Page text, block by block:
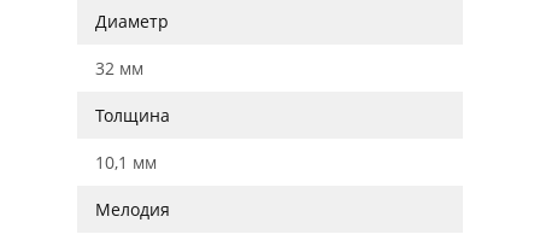
Диаметр
32 мм
Толщина
10,1 мм
Мелодия